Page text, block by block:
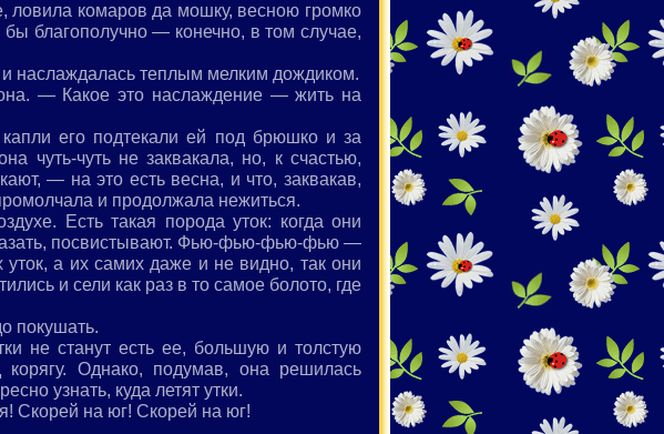
ловила комаров да мошку, весною громко
благополучно — конечно, в том случае,
наслаждалась теплым мелким дождиком.
— Какое это наслаждение — жить на
его подтекали ей под брюшко и за
чуть-чуть не заквакала, но, к счастью,
— на это есть весна, и что, заквакав,
и продолжала нежиться.
Есть такая порода уток: когда они
посвистывают. Фью-фью-фью-фью —
уток, а их самих даже и не видно, так они
и сели как раз в то самое болото, где
покушать.
не станут есть ее, большую и толстую
Однако, подумав, она решилась
узнать, куда летят утки.
Скорей на юг! Скорей на юг!